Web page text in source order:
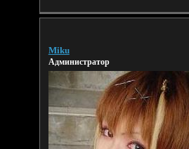
Miku
Администратор